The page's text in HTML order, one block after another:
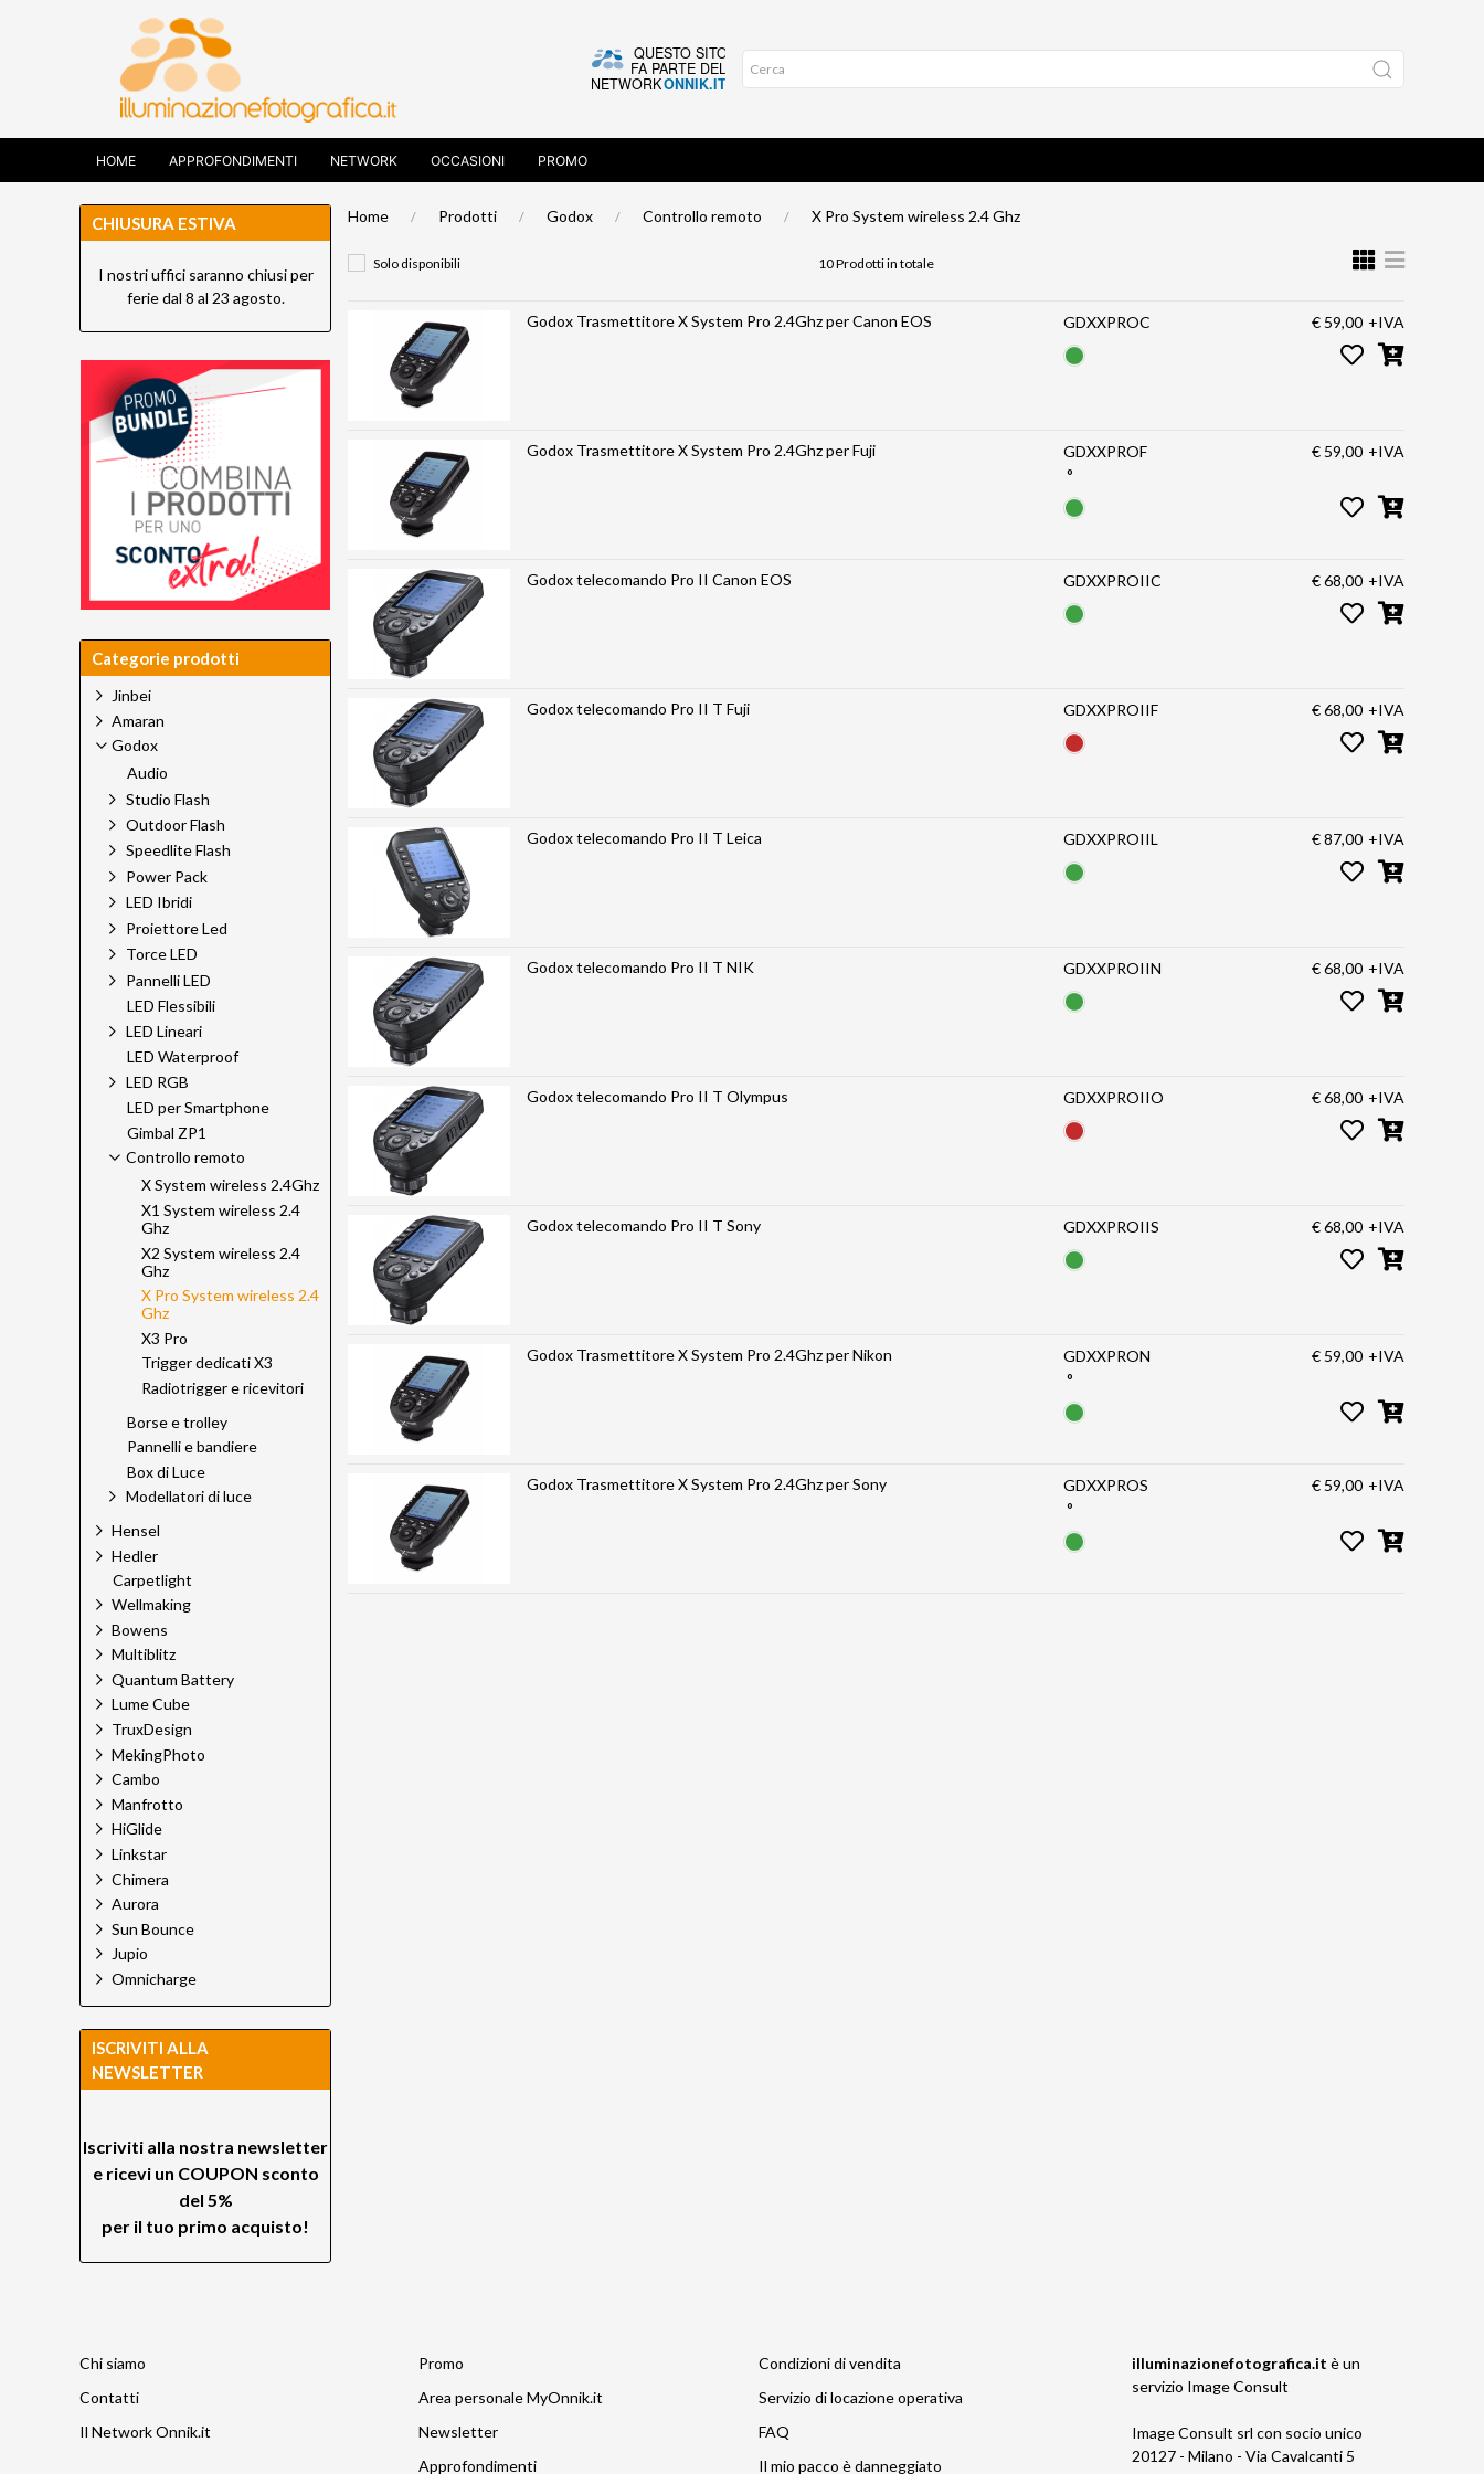
HOME APPROFONDIMENTI NETWORK OCCASIONI PROMO
Home Prodotti Godox Controllo remoto X Pro System wireless 2.4 Ghz
Solo disponibili 10 Prodotti in totale
Godox Trasmettitore X System Pro 2.4Ghz per Canon EOS GDXXPROC € 59,00 +IVA
Godox Trasmettitore X System Pro 2.4Ghz per Fuji
GDXXPROF
°
€ 59,00 +IVA
Godox telecomando Pro II Canon EOS GDXXPROIIC € 68,00 +IVA
Godox telecomando Pro II T Fuji GDXXPROIIF € 68,00 +IVA
Godox telecomando Pro II T Leica GDXXPROIIL € 87,00 +IVA
Godox telecomando Pro II T NIK GDXXPROIIN € 68,00 +IVA
Godox telecomando Pro II T Olympus GDXXPROIIO € 68,00 +IVA
Godox telecomando Pro II T Sony GDXXPROIIS € 68,00 +IVA
Godox Trasmettitore X System Pro 2.4Ghz per Nikon
GDXXPRON
°
€ 59,00 +IVA
Godox Trasmettitore X System Pro 2.4Ghz per Sony
GDXXPROS
°
€ 59,00 +IVA
CHIUSURA ESTIVA
I nostri uffici saranno chiusi per
ferie dal 8 al 23 agosto.
Categorie prodotti
Jinbei
Amaran
Godox
Audio
Studio Flash
Outdoor Flash
Speedlite Flash
Power Pack
LED Ibridi
Proiettore Led
Torce LED
Pannelli LED
LED Flessibili
LED Lineari
LED Waterproof
LED RGB
LED per Smartphone
Gimbal ZP1
Controllo remoto
X System wireless 2.4Ghz
X1 System wireless 2.4
Ghz
X2 System wireless 2.4
Ghz
X Pro System wireless 2.4
Ghz
X3 Pro
Trigger dedicati X3
Radiotrigger e ricevitori
Borse e trolley
Pannelli e bandiere
Box di Luce
Modellatori di luce
Hensel
Hedler
Carpetlight
Wellmaking
Bowens
Multiblitz
Quantum Battery
Lume Cube
TruxDesign
MekingPhoto
Cambo
Manfrotto
HiGlide
Linkstar
Chimera
Aurora
Sun Bounce
Jupio
Omnicharge
ISCRIVITI ALLA
NEWSLETTER
Iscriviti alla nostra newsletter
e ricevi un COUPON sconto
del 5%
per il tuo primo acquisto!
Chi siamo
Contatti
Il Network Onnik.it
Promo
Area personale MyOnnik.it
Newsletter
Approfondimenti
Condizioni di vendita
Servizio di locazione operativa
FAQ
Il mio pacco è danneggiato
illuminazionefotografica.it è un
servizio Image Consult
Image Consult srl con socio unico
20127 - Milano - Via Cavalcanti 5